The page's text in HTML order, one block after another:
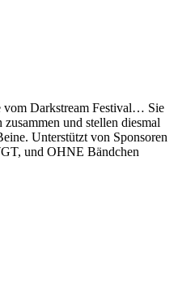
vom Darkstream Festival… Sie
und stellen diesmal
Unterstützt von Sponsoren
und OHNE Bändchen